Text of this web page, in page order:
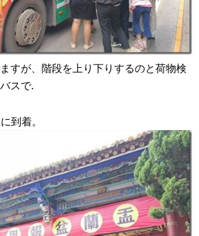
すが、階段を上り下りするのと荷物検
スで.
到着。